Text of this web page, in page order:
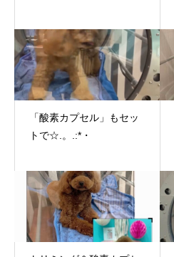
「酸素カプセル」もセッ
トで☆.。.:*・